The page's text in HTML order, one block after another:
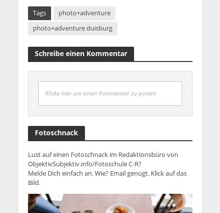
Tags
photo+adventure
photo+adventure duisburg
Schreibe einen Kommentar
Klicke hier um einen Kommentar zu posten
Fotoschnack
Lust auf einen Fotoschnack im Redaktionsbüro von
ObjektivSubjektiv.info/Fotoschule C-R?
Melde Dich einfach an. Wie? Email genügt. Klick auf das
Bild.